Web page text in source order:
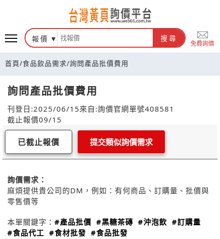
報價 搜尋
免費詢價
首頁/食品飲品需求/詢問產品批價費用
詢問產品批價費用
刊登日:2025/06/15來自:詢價官網單號408581
截止報價09/15
已截止報價 提交類似詢價需求
詢價需求：
麻煩提供貴公司的DM，例如：有何商品、訂購量、批價與
零售價等
本單關鍵字： #產品批價 #黑糖茶磚 #沖泡飲 #訂購量
#食品代工 #食材批發 #食品批發